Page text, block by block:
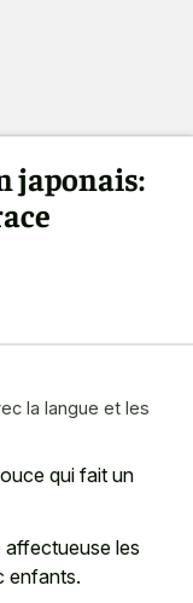
japonais:
la langue et les
qui fait un
affectueuse les
enfants.